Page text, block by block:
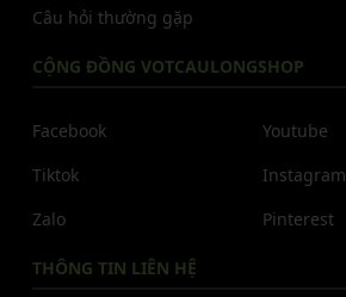
Câu hỏi thường gặp
CỘNG ĐỒNG VOTCAULONGSHOP
Facebook
Tiktok
Zalo
Youtube
Instagram
Pinterest
THÔNG TIN LIÊN HỆ